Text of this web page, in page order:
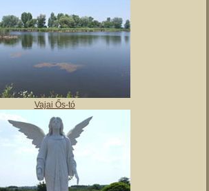
Kiskastély – Vaja szálláshely